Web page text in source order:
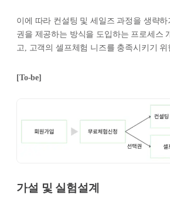
이에 따라 컨설팅 및 세일즈 과정을 생략
권을 제공하는 방식을 도입하는 프로세스
고, 고객의 셀프체험 니즈를 충족시키기
[To-be]
가설 및 실험설계